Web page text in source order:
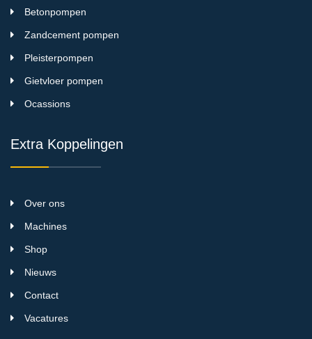
Betonpompen
Zandcement pompen
Pleisterpompen
Gietvloer pompen
Ocassions
Extra Koppelingen
Over ons
Machines
Shop
Nieuws
Contact
Vacatures